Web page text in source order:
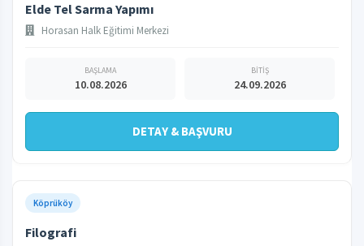
Elde Tel Sarma Yapımı
Horasan Halk Eğitimi Merkezi
BAŞLAMA
10.08.2026
BİTİŞ
24.09.2026
DETAY & BAŞVURU
Köprüköy
Filografi